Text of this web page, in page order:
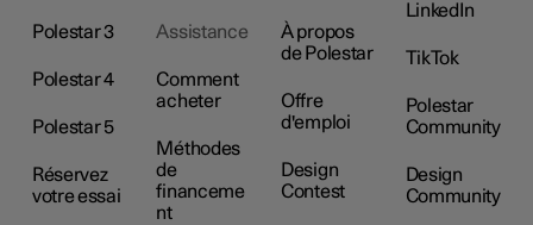
Polestar 3
Polestar 4
Polestar 5
Réservez
votre essai
Assistance
Comment
acheter
Méthodes
de
financeme
nt
À propos
de Polestar
Offre
d'emploi
Design
Contest
LinkedIn
TikTok
Polestar
Community
Design
Community